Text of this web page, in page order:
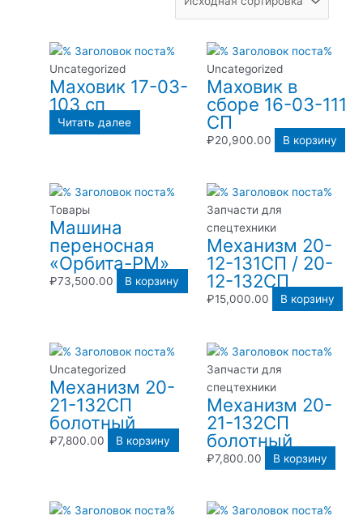
Uncategorized
Маховик 17-03-
103 сп
Читать далее
Uncategorized
Маховик в
сборе 16-03-111
СП
₽20,900.00 В корзину
Товары
Машина
переносная
«Орбита-РМ»
₽73,500.00 В корзину
Запчасти для
спецтехники
Механизм 20-
12-131СП / 20-
12-132СП
₽15,000.00 В корзину
Uncategorized
Механизм 20-
21-132СП
болотный
₽7,800.00 В корзину
Запчасти для
спецтехники
Механизм 20-
21-132СП
болотный
₽7,800.00 В корзину